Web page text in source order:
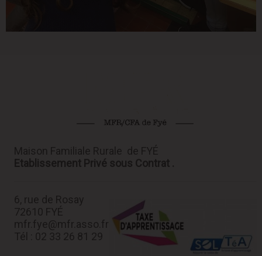
Maison Familiale Rurale de FYÉ
Etablissement Privé sous Contrat .
6, rue de Rosay
72610 FYÉ
mfr.fye@mfr.asso.fr
Tél : 02 33 26 81 29